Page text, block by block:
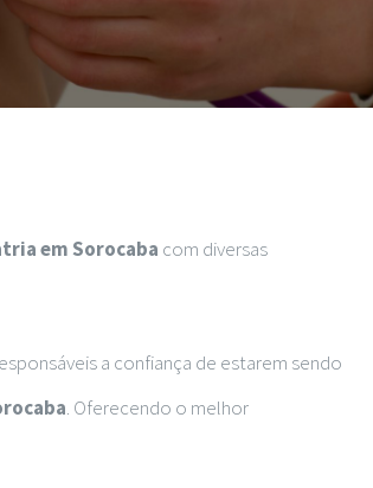
em Sorocaba com diversas
a confiança de estarem sendo
. Oferecendo o melhor